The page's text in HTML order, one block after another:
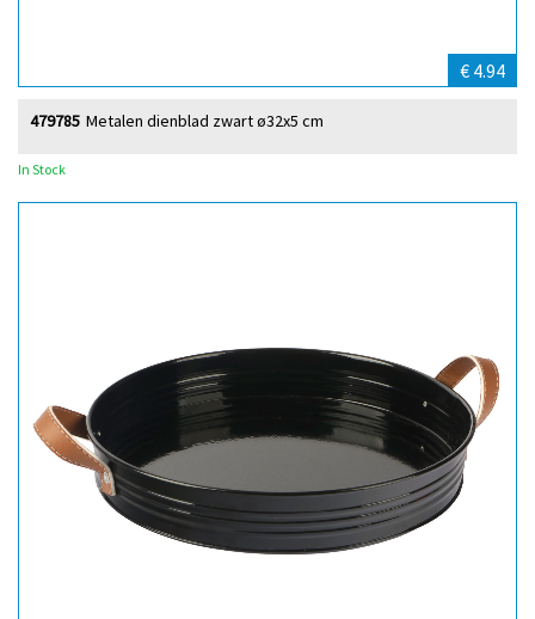
€ 4.94
Metalen dienblad zwart ø32x5 cm
479785
In Stock